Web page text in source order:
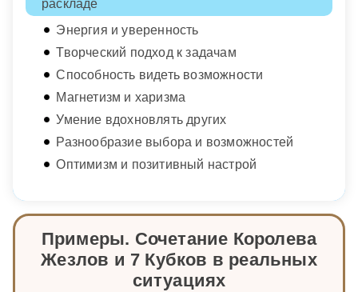
раскладе
Энергия и уверенность
Творческий подход к задачам
Способность видеть возможности
Магнетизм и харизма
Умение вдохновлять других
Разнообразие выбора и возможностей
Оптимизм и позитивный настрой
Примеры. Сочетание Королева
Жезлов и 7 Кубков в реальных
ситуациях